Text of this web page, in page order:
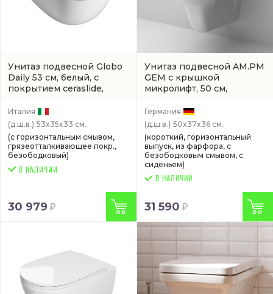
Унитаз подвесной Globo
Daily 53 см, белый, с
покрытием ceraslide,
смывным бачком
(DNS02BI)
Италия
(д.ш.в.) 53x35x33 см.
(с горизонтальным смывом,
грязеотталкивающее покр.,
безободковый)
30 979
Унитаз подвесной AM.PM
GEM с крышкой
микролифт, 50 см,
скрытый бачок
C901700SC)
Германия
(д.ш.в.) 50x37x36 см.
(короткий, горизонтальный
выпуск, из фарфора, с
безободковым смывом, с
сиденьем)
В НАЛИЧИИ
31 590